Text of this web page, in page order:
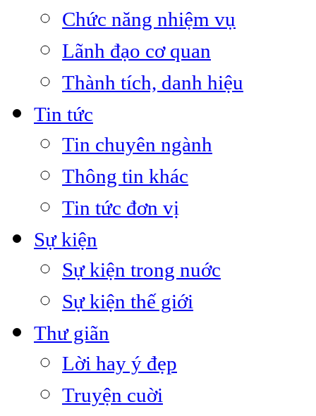
Chức năng nhiệm vụ
Lãnh đạo cơ quan
Thành tích, danh hiệu
Tin tức
Tin chuyên ngành
Thông tin khác
Tin tức đơn vị
Sự kiện
Sự kiện trong nuớc
Sự kiện thế giới
Thư giãn
Lời hay ý đẹp
Truyện cuời